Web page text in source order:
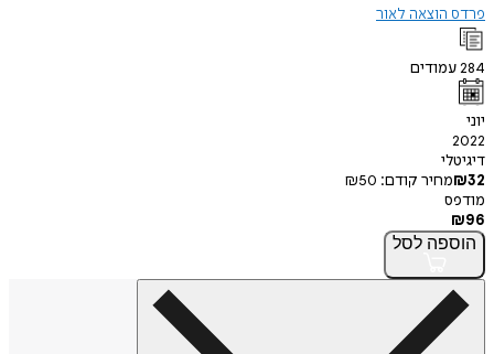
פרדס הוצאה לאור
284עמודים
יוני
2022
דיגיטלי
₪32 מחיר קודם: ₪50
מודפס
₪96
הוספה לסל